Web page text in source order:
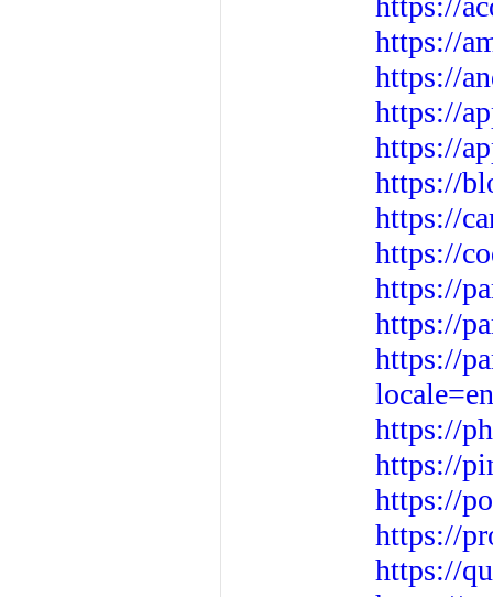
https://
https://
https://
https://
https://
https://
https://
https://
https://
https://
locale=en
https://
https://
https://
https://
https://